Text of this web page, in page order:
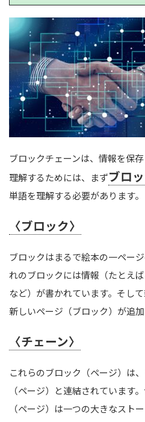
ブロックチェーンは、情報を保
理解するためには、まずブロ
単語を理解する必要があります。
〈ブロック〉
ブロックはまるで絵本の一ペー
れのブロックには情報（たとえ
など）が書かれています。そし
新しいページ（ブロック）が追
〈チェーン〉
これらのブロック（ページ）は
（ページ）と連結されています
（ページ）は一つの大きなスト